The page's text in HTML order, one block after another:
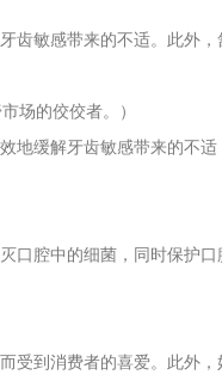
齿敏感带来的不适。此外
场的佼佼者。）
地缓解牙齿敏感带来的不
口腔中的细菌，同时保护
受到消费者的喜爱。此外